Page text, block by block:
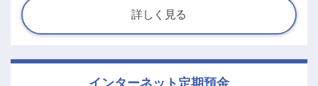
詳しく見る
インターネット定期預金